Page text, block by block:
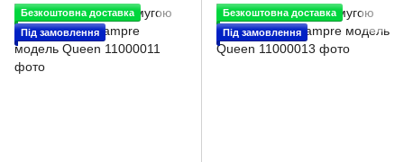
Безкоштовна доставка
Під замовлення
Безкоштовна доставка
Під замовлення